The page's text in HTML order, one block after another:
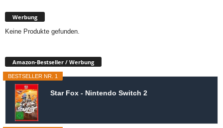
Werbung
Keine Produkte gefunden.
Amazon-Bestseller / Werbung
BESTSELLER NR. 1
Star Fox - Nintendo Switch 2